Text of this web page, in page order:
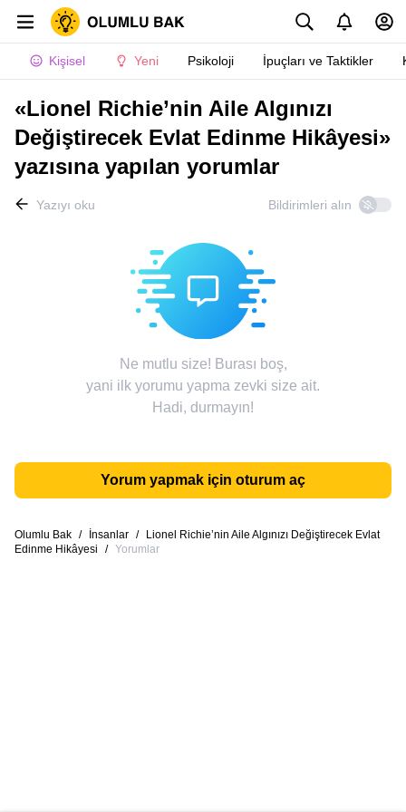
Kişisel Yeni Psikoloji İpuçları ve Taktikler
«Lionel Richie’nin Aile Algınızı
Değiştirecek Evlat Edinme Hikâyesi»
yazısına yapılan yorumlar
Yazıyı oku Bildirimleri alın
Ne mutlu size! Burası boş,
yani ilk yorumu yapma zevki size ait.
Hadi, durmayın!
Yorum yapmak için oturum aç
Olumlu Bak / İnsanlar /
Lionel Richie’nin Aile Algınızı Değiştirecek Evlat
Edinme Hikâyesi
/ Yorumlar